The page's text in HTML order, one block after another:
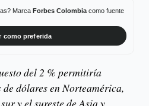
Marca Forbes Colombiacomo fuente
como preferida
del 2 % permitiría
dólares en Norteamérica,
y el sureste de Asia y